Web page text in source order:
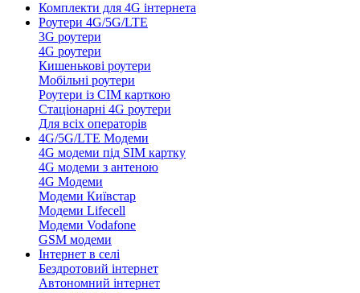
Комплекти для 4G інтернета
Роутери 4G/5G/LTE
3G роутери
4G роутери
Кишенькові роутери
Мобільні роутери
Роутери із СІМ карткою
Стаціонарні 4G роутери
Для всіх операторів
4G/5G/LTE Модеми
4G модеми під SIM картку
4G модеми з антеною
4G Модеми
Модеми Київстар
Модеми Lifecell
Модеми Vodafone
GSM модеми
Інтернет в селі
Бездротовий інтернет
Автономний інтернет